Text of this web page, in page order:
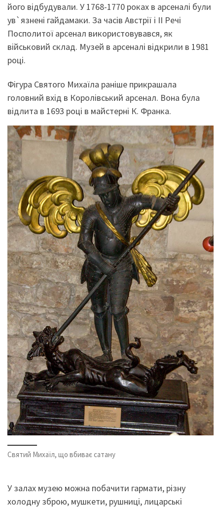
його відбудували. У 1768-1770 роках в арсеналі були
ув`язнені гайдамаки. За часів Австрії і II Речі
Посполитої арсенал використовувався, як
військовий склад. Музей в арсеналі відкрили в 1981
році.
Фігура Святого Михаїла раніше прикрашала
головний вхід в Королівський арсенал. Вона була
відлита в 1693 році в майстерні К. Франка.
Святий Михаїл, що вбиває сатану
У залах музею можна побачити гармати, різну
холодну зброю, мушкети, рушниці, лицарські